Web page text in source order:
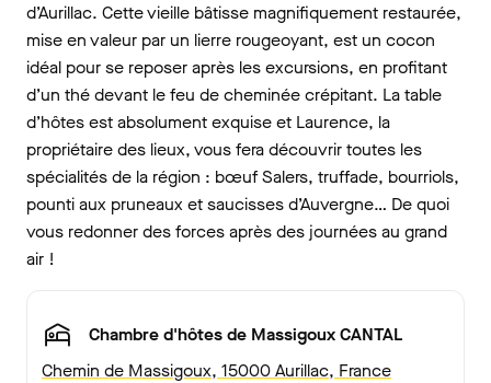
d’Aurillac. Cette vieille bâtisse magnifiquement restaurée,
mise en valeur par un lierre rougeoyant, est un cocon
idéal pour se reposer après les excursions, en profitant
d’un thé devant le feu de cheminée crépitant. La table
d’hôtes est absolument exquise et Laurence, la
propriétaire des lieux, vous fera découvrir toutes les
spécialités de la région : bœuf Salers, truffade, bourriols,
pounti aux pruneaux et saucisses d’Auvergne… De quoi
vous redonner des forces après des journées au grand
air !
Chambre d'hôtes de Massigoux CANTAL
Chemin de Massigoux, 15000 Aurillac, France